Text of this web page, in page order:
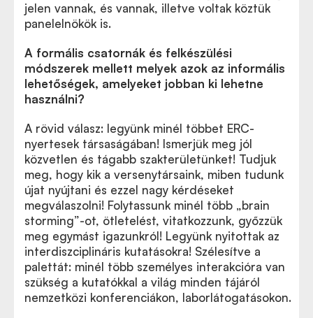
jelen vannak, és vannak, illetve voltak köztük
panelelnökök is.
A formális csatornák és felkészülési
módszerek mellett melyek azok az informális
lehetőségek, amelyeket jobban ki lehetne
használni?
A rövid válasz: legyünk minél többet ERC-
nyertesek társaságában! Ismerjük meg jól
közvetlen és tágabb szakterületünket! Tudjuk
meg, hogy kik a versenytársaink, miben tudunk
újat nyújtani és ezzel nagy kérdéseket
megválaszolni! Folytassunk minél több „brain
storming”-ot, ötletelést, vitatkozzunk, győzzük
meg egymást igazunkról! Legyünk nyitottak az
interdiszciplináris kutatásokra! Szélesítve a
palettát: minél több személyes interakcióra van
szükség a kutatókkal a világ minden tájáról
nemzetközi konferenciákon, laborlátogatásokon.